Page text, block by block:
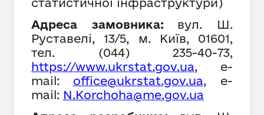
Адреса замовника:
вул. Ш.
Руставелі, 13/5, м. Київ, 01601,
тел. (044) 235-40-73,
https://www.ukrstat.gov.ua, е-
mail:
office@ukrstat.gov.ua, е-
mail: N.Korchoha@me.gov.ua